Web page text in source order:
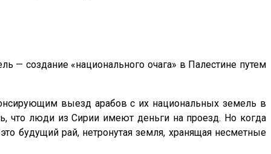
создание «национального очага» в Палестине путем
выезд арабов с их национальных земель в
что люди из Сирии имеют деньги на проезд. Но когда
будущий рай, нетронутая земля, хранящая несметные